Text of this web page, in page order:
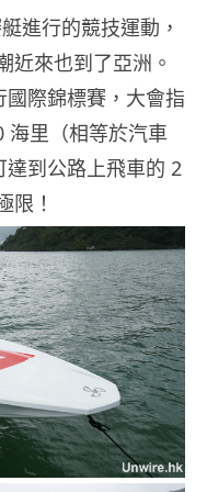
進行的競技運動，
近來也到了亞洲。
際錦標賽，大會指
海里（相等於汽車
到公路上飛車的 2
限！